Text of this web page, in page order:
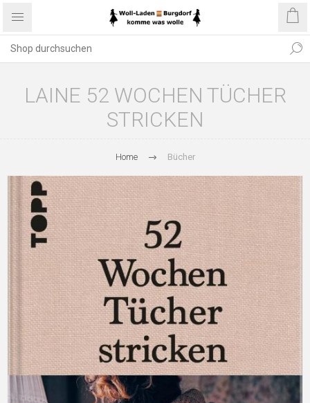
LAINE 52 WOCHEN TÜCHER
STRICKEN
Home Bücher